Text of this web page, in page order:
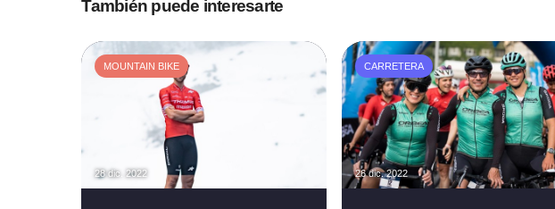
También puede interesarte
MOUNTAIN BIKE
28 dic. 2022
CARRETERA
26 dic. 2022